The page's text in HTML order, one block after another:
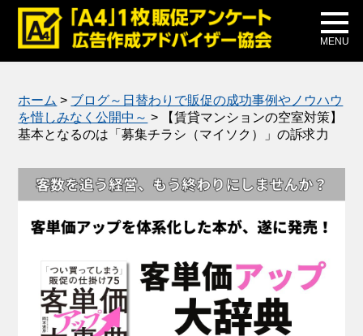
MENU
メディア掲載
公式ブログ
ホーム > ブログ～日替わりで販促の成功事例やノウハウ
を惜しみなく公開中～ >
【賃貸マンションの空室対策】
基本となるのは「募集チラシ（マイソク）」の訴求力